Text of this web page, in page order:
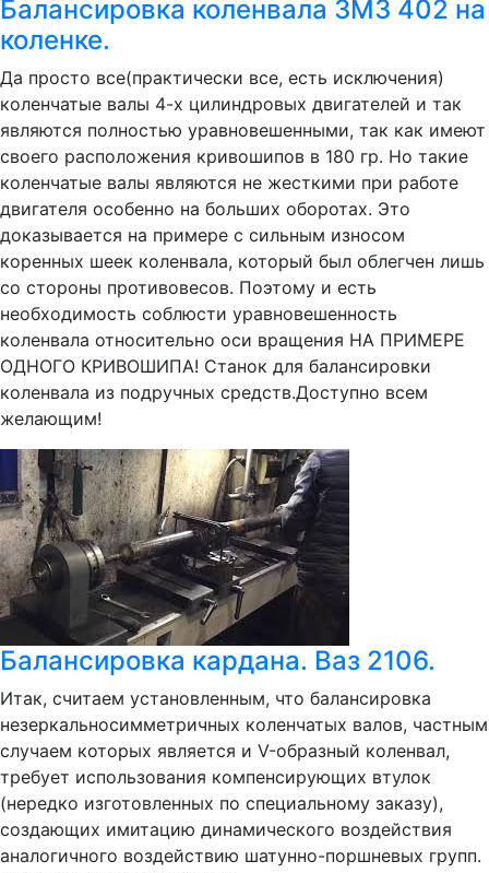
Балансировка коленвала ЗМЗ 402 на
коленке.
Да просто все(практически все, есть исключения)
коленчатые валы 4-х цилиндровых двигателей и так
являются полностью уравновешенными, так как имеют
своего расположения кривошипов в 180 гр. Но такие
коленчатые валы являются не жесткими при работе
двигателя особенно на больших оборотах. Это
доказывается на примере с сильным износом
коренных шеек коленвала, который был облегчен лишь
со стороны противовесов. Поэтому и есть
необходимость соблюсти уравновешенность
коленвала относительно оси вращения НА ПРИМЕРЕ
ОДНОГО КРИВОШИПА! Станок для балансировки
коленвала из подручных средств.Доступно всем
желающим!
Балансировка кардана. Ваз 2106.
Итак, считаем установленным, что балансировка
незеркальносимметричных коленчатых валов, частным
случаем которых является и V-образный коленвал,
требует использования компенсирующих втулок
(нередко изготовленных по специальному заказу),
создающих имитацию динамического воздействия
аналогичного воздействию шатунно-поршневых групп.